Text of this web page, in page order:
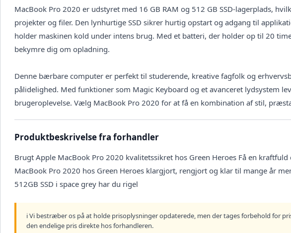
MacBook Pro 2020 er udstyret med 16 GB RAM og 512 GB SSD-lagerplads,
projekter og filer. Den lynhurtige SSD sikrer hurtig opstart og adgang til
holder maskinen kold under intens brug. Med et batteri, der holder op til 20
bekymre dig om opladning.
Denne bærbare computer er perfekt til studerende, kreative fagfolk og
pålidelighed. Med funktioner som Magic Keyboard og et avanceret lydsystem
brugeroplevelse. Vælg MacBook Pro 2020 for at få en kombination af stil,
Produktbeskrivelse fra forhandler
Brugt Apple MacBook Pro 2020 kvalitetssikret hos Green Heroes Få en
MacBook Pro 2020 hos Green Heroes klargjort, rengjort og klar til mange år
512GB SSD i space grey har du rigel
ℹ️ Vi bestræber os på at holde prisoplysninger opdaterede, men der tages forbehold for
den endelige pris direkte hos forhandleren.